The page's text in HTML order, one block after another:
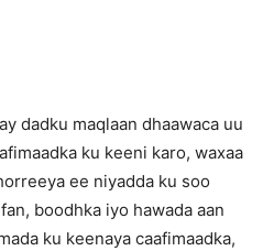
dadku maqlaan dhaawaca uu
ku keeni karo, waxaa
ee niyadda ku soo
boodhka iyo hawada aan
ku keenaya caafimaadka,